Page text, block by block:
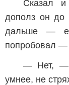
Сказал
дополз он до
дальше —
попробовал —
— Нет, —
умнее, не